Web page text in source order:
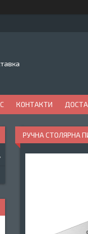
КОНТАКТИ
РУЧНА СТОЛЯРНА